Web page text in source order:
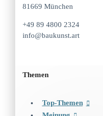
81669 München
+49 89 4800 2324
info@baukunst.art
Themen
Top-Themen